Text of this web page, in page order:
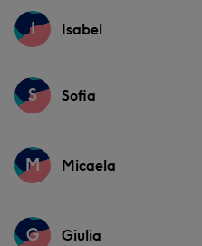
I Isabel
Servizi
Depilazione
S Sofia
Servizi
Depilazione
M Micaela
Servizi
G Giulia